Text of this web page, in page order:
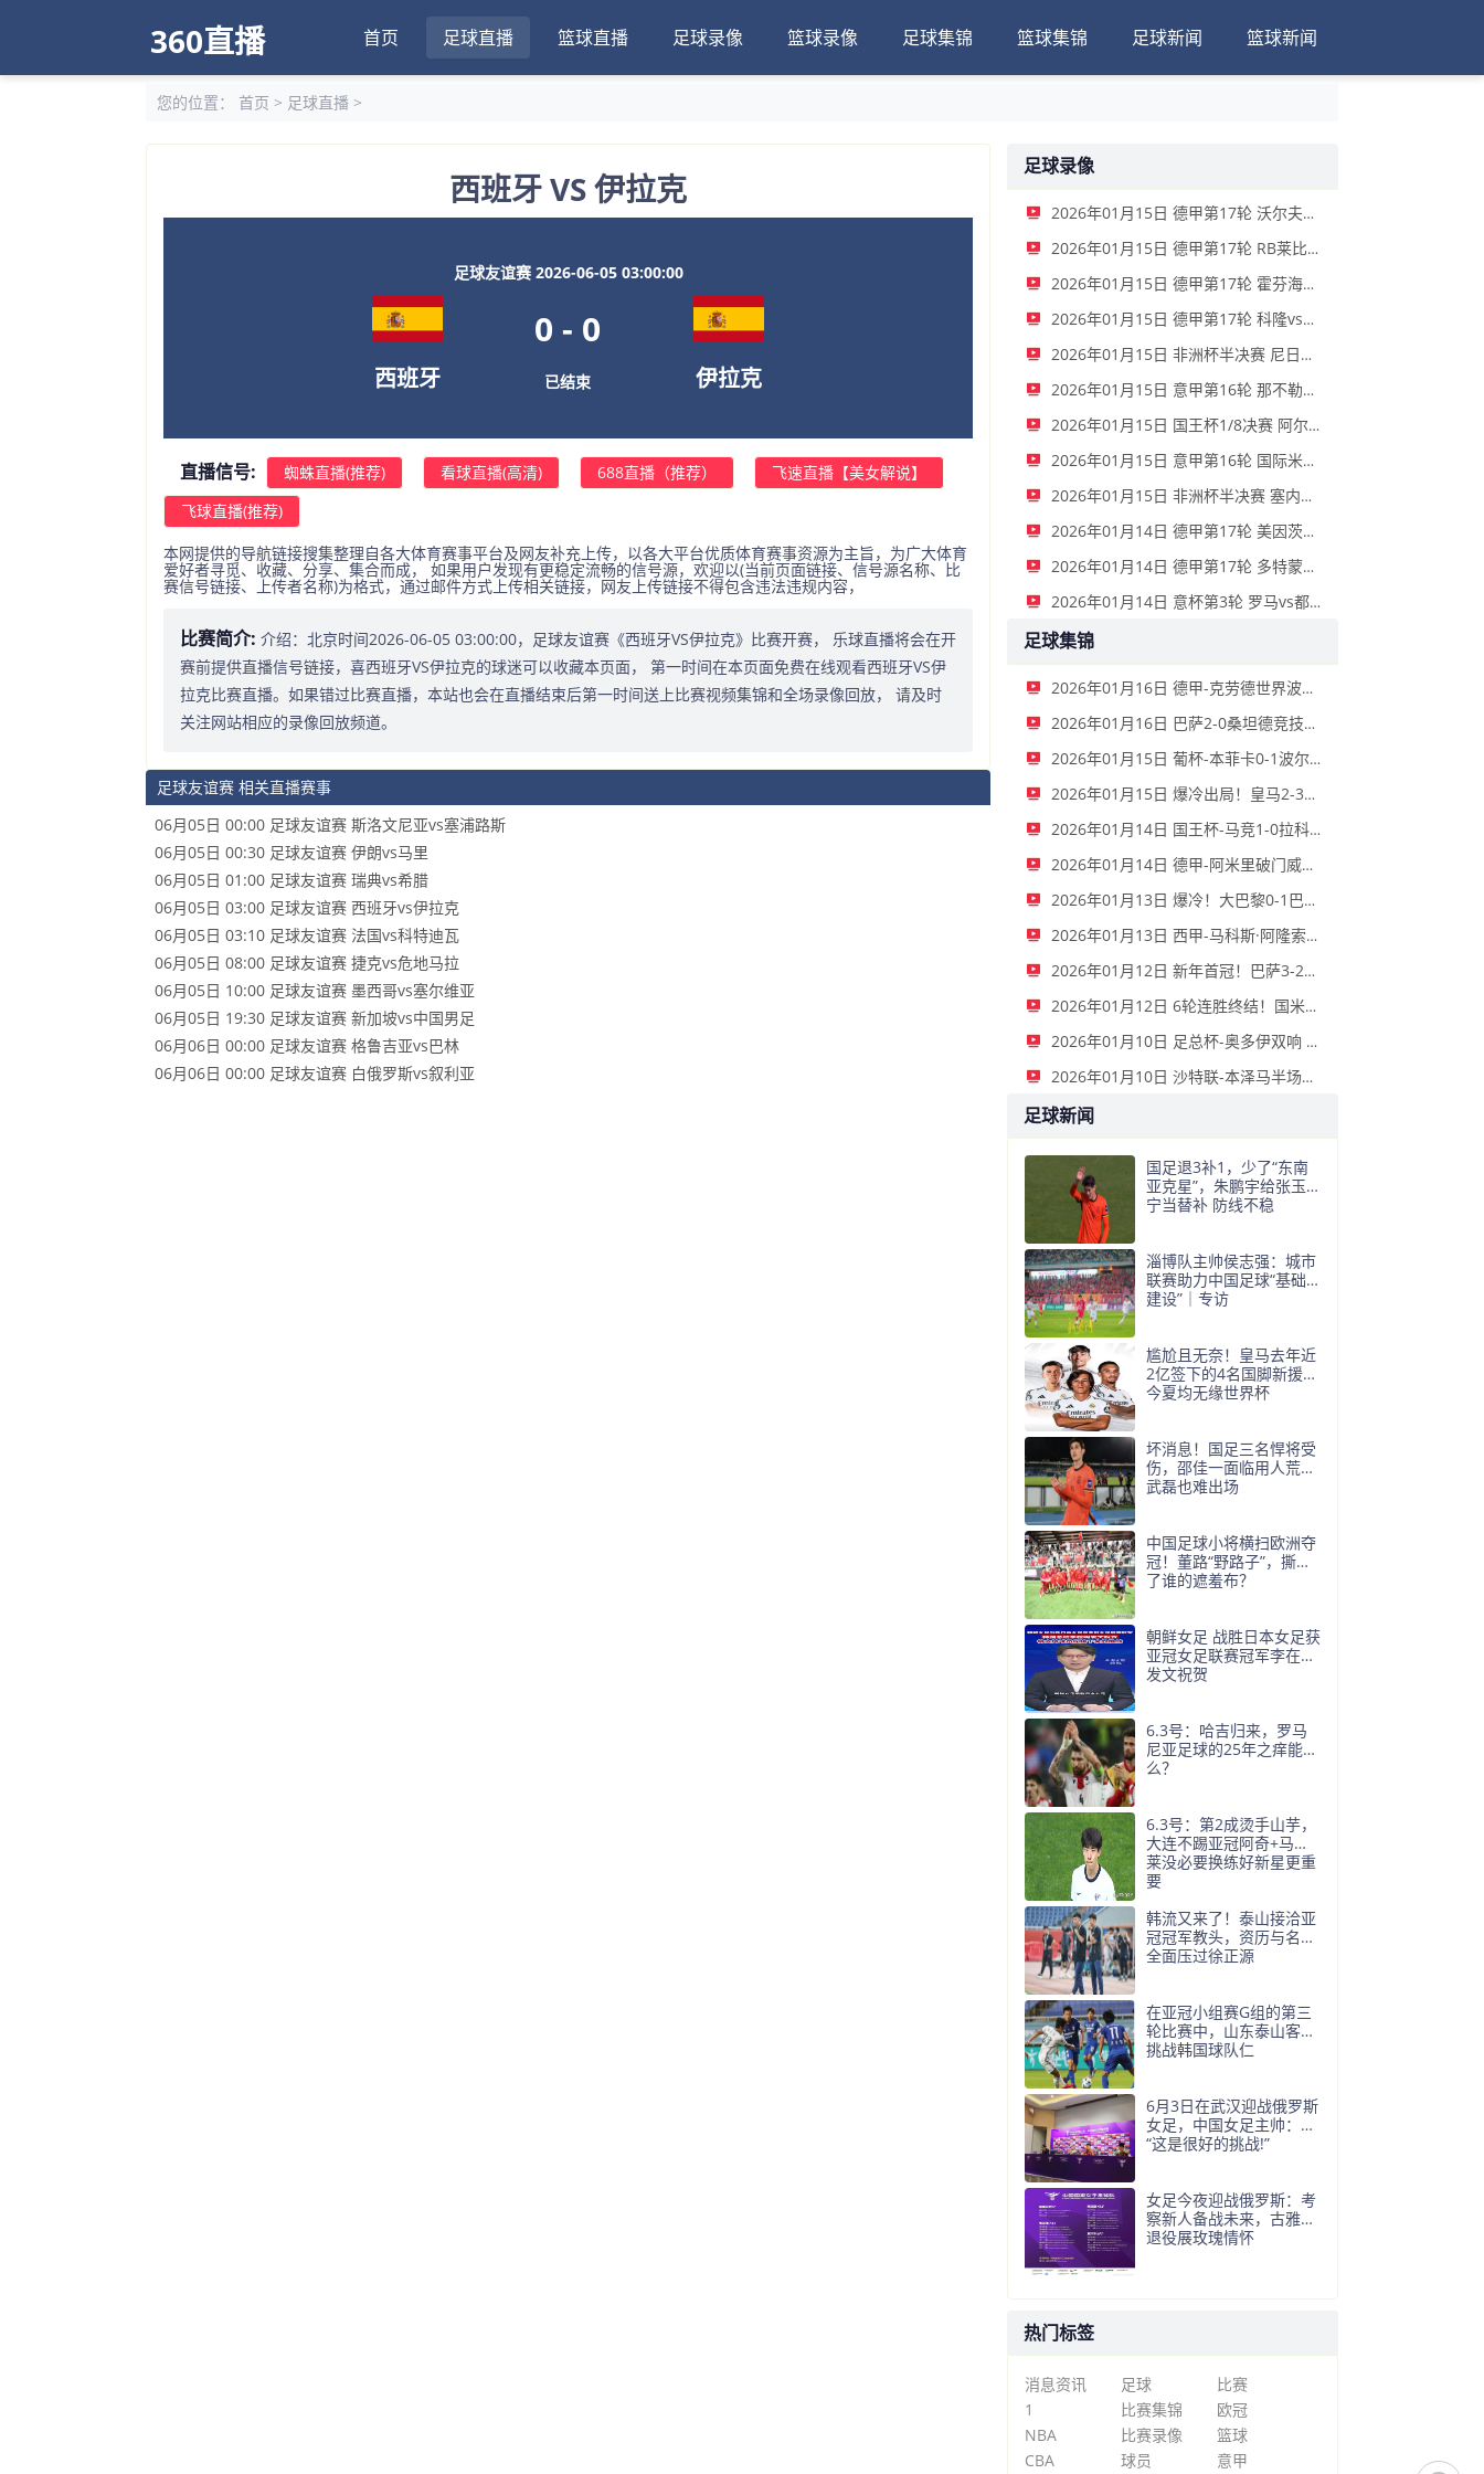
360直播 首页 足球直播 篮球直播 足球录像 篮球录像 足球集锦 篮球集锦 足球新闻 篮球新闻
您的位置： 首页 > 足球直播 >
西班牙 VS 伊拉克
足球友谊赛 2026-06-05 03:00:00
西班牙
0 - 0
已结束 伊拉克
直播信号: 蜘蛛直播(推荐) 看球直播(高清) 688直播（推荐）
飞速直播【美女解说】
飞球直播(推荐)
本网提供的导航链接搜集整理自各大体育赛事平台及网友补充上传，以各大平台优质体育赛事资源为主旨，为广大体育
爱好者寻觅、收藏、分享、集合而成， 如果用户发现有更稳定流畅的信号源，欢迎以(当前页面链接、信号源名称、比
赛信号链接、上传者名称)为格式，通过邮件方式上传相关链接，网友上传链接不得包含违法违规内容，
比赛简介: 介绍：北京时间2026-06-05 03:00:00，足球友谊赛《西班牙VS伊拉克》比赛开赛， 乐球直播将会在开
赛前提供直播信号链接，喜西班牙VS伊拉克的球迷可以收藏本页面， 第一时间在本页面免费在线观看西班牙VS伊
拉克比赛直播。如果错过比赛直播，本站也会在直播结束后第一时间送上比赛视频集锦和全场录像回放， 请及时
关注网站相应的录像回放频道。
足球友谊赛 相关直播赛事
06月05日 00:00 足球友谊赛 斯洛文尼亚vs塞浦路斯
06月05日 00:30 足球友谊赛 伊朗vs马里
06月05日 01:00 足球友谊赛 瑞典vs希腊
06月05日 03:00 足球友谊赛 西班牙vs伊拉克
06月05日 03:10 足球友谊赛 法国vs科特迪瓦
06月05日 08:00 足球友谊赛 捷克vs危地马拉
06月05日 10:00 足球友谊赛 墨西哥vs塞尔维亚
06月05日 19:30 足球友谊赛 新加坡vs中国男足
06月06日 00:00 足球友谊赛 格鲁吉亚vs巴林
06月06日 00:00 足球友谊赛 白俄罗斯vs叙利亚
足球录像
2026年01月15日 德甲第17轮 沃尔夫斯堡vs圣保利 全场录像
2026年01月15日 德甲第17轮 RB莱比锡vs弗赖堡 全场录像
2026年01月15日 德甲第17轮 霍芬海姆vs门兴 全场录像
2026年01月15日 德甲第17轮 科隆vs拜仁慕尼黑 全场录像
2026年01月15日 非洲杯半决赛 尼日利亚vs摩洛哥 全场录像
2026年01月15日 意甲第16轮 那不勒斯vs帕尔马 全场录像
2026年01月15日 国王杯1/8决赛 阿尔瓦塞特vs皇家马德里 全场录像
2026年01月15日 意甲第16轮 国际米兰vs莱切 全场录像
2026年01月15日 非洲杯半决赛 塞内加尔vs埃及 全场录像
2026年01月14日 德甲第17轮 美因茨vs海登海姆 全场录像
2026年01月14日 德甲第17轮 多特蒙德vs不莱梅 全场录像
2026年01月14日 意杯第3轮 罗马vs都灵 全场录像
足球集锦
2026年01月16日 德甲-克劳德世界波柳比西奇绝平 十人柏林联合1-1奥格斯堡
2026年01月16日 巴萨2-0桑坦德竞技晋级国王杯八强 费兰单刀球破门亚马尔建功
2026年01月15日 葡杯-本菲卡0-1波尔图止步八强 贝德纳雷克制胜帕夫利季斯失良机
2026年01月15日 爆冷出局！皇马2-3遭西乙队阿尔瓦塞特补时绝杀 无缘国王杯8强
2026年01月14日 国王杯-马竞1-0拉科鲁尼亚 格列兹曼十分角任意球破门+远射中横梁
2026年01月14日 德甲-阿米里破门威德默建功 美因茨2-1海登海姆
2026年01月13日 爆冷！大巴黎0-1巴黎FC止步法国杯32强 登贝莱失单刀埃梅里中框
2026年01月13日 西甲-马科斯·阿隆索点射制胜 塞尔塔客场1-0塞维利亚
2026年01月12日 新年首冠！巴萨3-2皇马卫冕西超杯 拉菲尼亚双响维尼修斯一条龙
2026年01月12日 6轮连胜终结！国米2-2那不勒斯 麦克托米奈双响恰20点射孔蒂染红
2026年01月10日 足总杯-奥多伊双响 点球大战诺丁汉森林6-7雷克瑟姆
2026年01月10日 沙特联-本泽马半场戴帽 吉达联合4-0拉斯永恒
足球新闻
国足退3补1，少了“东南
亚克星”，朱鹏宇给张玉
宁当替补 防线不稳
淄博队主帅侯志强：城市
联赛助力中国足球“基础
建设”｜专访
尴尬且无奈！皇马去年近
2亿签下的4名国脚新援，
今夏均无缘世界杯
坏消息！国足三名悍将受
伤，邵佳一面临用人荒，
武磊也难出场
中国足球小将横扫欧洲夺
冠！董路“野路子”，撕开
了谁的遮羞布？
朝鲜女足 战胜日本女足获
亚冠女足联赛冠军李在明
发文祝贺
6.3号：哈吉归来，罗马
尼亚足球的25年之痒能解
么？
6.3号：第2成烫手山芋，
大连不踢亚冠阿奇+马莱
莱没必要换练好新星更重
要
韩流又来了！泰山接洽亚
冠冠军教头，资历与名气
全面压过徐正源
在亚冠小组赛G组的第三
轮比赛中，山东泰山客场
挑战韩国球队仁
6月3日在武汉迎战俄罗斯
女足，中国女足主帅：
“这是很好的挑战!”
女足今夜迎战俄罗斯：考
察新人备战未来，古雅沙
退役展玫瑰情怀
热门标签
消息资讯 足球
比赛
1
比赛集锦
欧冠
NBA
比赛录像
篮球
CBA
球员 意甲